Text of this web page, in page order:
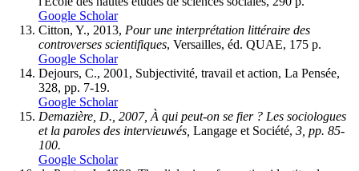
Google Scholar
Citton, Y., 2013, Pour une interprétation littéraire des
controverses scientifiques, Versailles, éd. QUAE, 175 p.
Google Scholar
Dejours, C., 2001, Subjectivité, travail et action, La Pensée,
328, pp. 7-19.
Google Scholar
Demazière, D., 2007, À qui peut-on se fier ? Les sociologues
et la paroles des intervieuwés, Langage et Société, 3, pp. 85-
100.
Google Scholar